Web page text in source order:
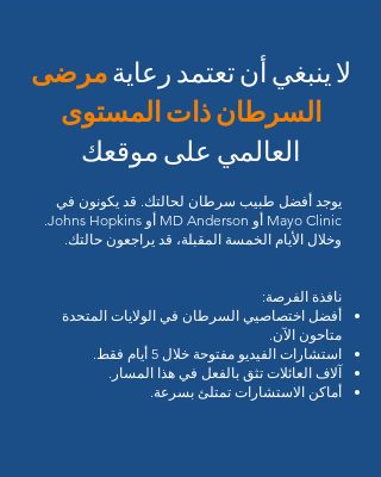
لا ينبغي أن تعتمد رعايةمرضى
السرطان ذات المستوى
العالمي على موقعك
يوجد أفضل طبيب سرطان لحالتك. قد يكونون في
Mayo Clinic أو MD Anderson أو Johns Hopkins.
وخلال الأيام الخمسة المقبلة، قد يراجعون حالتك.
نافذة الفرصة:
أفضل اختصاصيي السرطان في الولايات المتحدة
متاحون الآن.
استشارات الفيديو مفتوحة خلال 5 أيام فقط.
آلاف العائلات تثق بالفعل في هذا المسار.
أماكن الاستشارات تمتلئ بسرعة.